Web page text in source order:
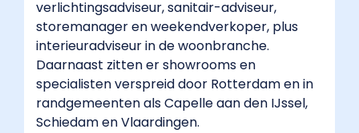
verlichtingsadviseur, sanitair-adviseur,
storemanager en weekendverkoper, plus
interieuradviseur in de woonbranche.
Daarnaast zitten er showrooms en
specialisten verspreid door Rotterdam en in
randgemeenten als Capelle aan den IJssel,
Schiedam en Vlaardingen.